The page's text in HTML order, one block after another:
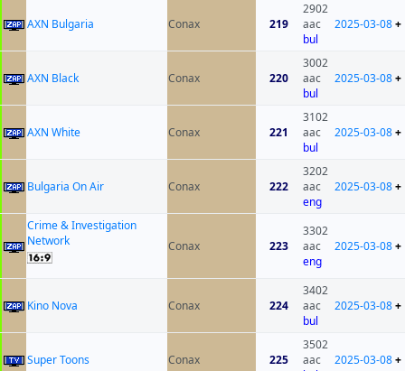
AXN Bulgaria Conax 219
2902
aac
bul
2025-03-08+
AXN Black Conax 220
3002
aac
bul
2025-03-08+
AXN White Conax 221
3102
aac
bul
2025-03-08+
Bulgaria On Air Conax 222
3202
aac
eng
2025-03-08+
Crime & Investigation
Network
Conax 223
3302
aac
eng
2025-03-08+
Kino Nova Conax 224
3402
aac
bul
2025-03-08+
Super Toons Conax 225
3502
aac
2025-03-08+